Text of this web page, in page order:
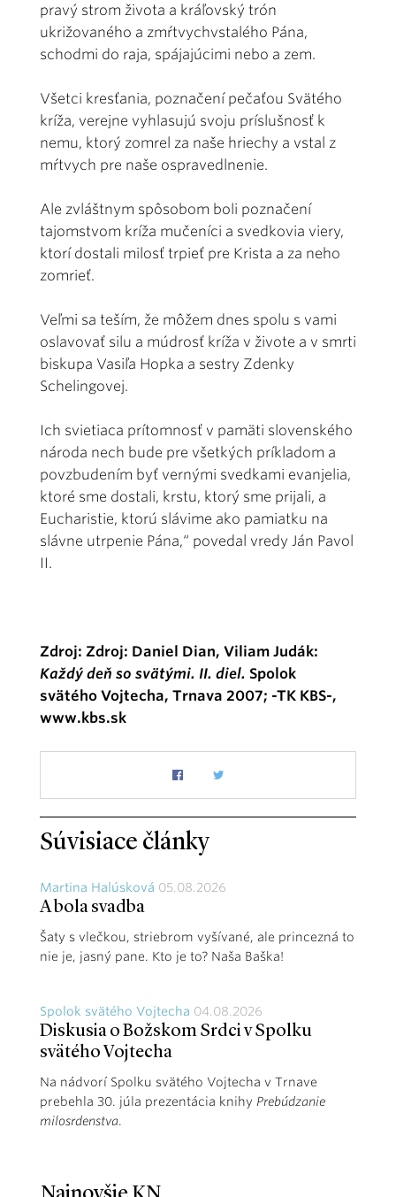
pravý strom života a kráľovský trón
ukrižovaného a zmŕtvychvstalého Pána,
schodmi do raja, spájajúcimi nebo a zem.
Všetci kresťania, poznačení pečaťou Svätého
kríža, verejne vyhlasujú svoju príslušnosť k
nemu, ktorý zomrel za naše hriechy a vstal z
mŕtvych pre naše ospravedlnenie.
Ale zvláštnym spôsobom boli poznačení
tajomstvom kríža mučeníci a svedkovia viery,
ktorí dostali milosť trpieť pre Krista a za neho
zomrieť.
Veľmi sa teším, že môžem dnes spolu s vami
oslavovať silu a múdrosť kríža v živote a v smrti
biskupa Vasiľa Hopka a sestry Zdenky
Schelingovej.
Ich svietiaca prítomnosť v pamäti slovenského
národa nech bude pre všetkých príkladom a
povzbudením byť vernými svedkami evanjelia,
ktoré sme dostali, krstu, ktorý sme prijali, a
Eucharistie, ktorú slávime ako pamiatku na
slávne utrpenie Pána,“ povedal vredy Ján Pavol
II.
Zdroj: Zdroj: Daniel Dian, Viliam Judák:
Každý deň so svätými. II. diel. Spolok
svätého Vojtecha, Trnava 2007; -TK KBS-,
www.kbs.sk
Súvisiace články
Martina Halúsková 05.08.2026
A bola svadba
Šaty s vlečkou, striebrom vyšívané, ale princezná to
nie je, jasný pane. Kto je to? Naša Baška!
Spolok svätého Vojtecha 04.08.2026
Diskusia o Božskom Srdci v Spolku
svätého Vojtecha
Na nádvorí Spolku svätého Vojtecha v Trnave
prebehla 30. júla prezentácia knihy Prebúdzanie
milosrdenstva.